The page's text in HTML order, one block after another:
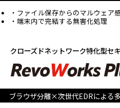
ファイル保存からのマルウェア
端末内で完結する無害化処理
クローズドネットワーク特化型セ
ブラウザ分離×次世代EDRによる